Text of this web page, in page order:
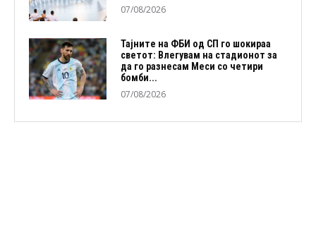
07/08/2026
Тајните на ФБИ од СП го шокираа
светот: Влегувам на стадионот за
да го разнесам Меси со четири
бомби...
07/08/2026